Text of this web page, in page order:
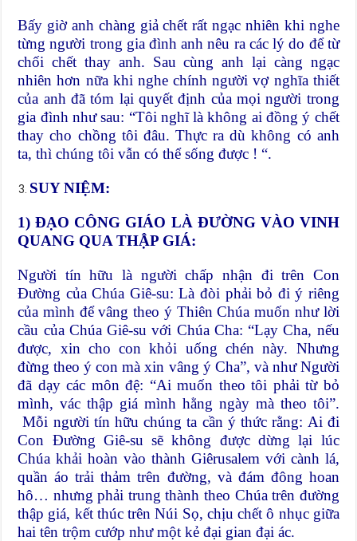
Bấy giờ anh chàng giả chết rất ngạc nhiên khi nghe
từng người trong gia đình anh nêu ra các lý do để từ
chối chết thay anh. Sau cùng anh lại càng ngạc
nhiên hơn nữa khi nghe chính người vợ nghĩa thiết
của anh đã tóm lại quyết định của mọi người trong
gia đình như sau: “Tôi nghĩ là không ai đồng ý chết
thay cho chồng tôi đâu. Thực ra dù không có anh
ta, thì chúng tôi vẫn có thể sống được ! “.
SUY NIỆM:
1) ĐẠO CÔNG GIÁO LÀ ĐƯỜNG VÀO VINH
QUANG QUA THẬP GIÁ:
Người tín hữu là người chấp nhận đi trên Con
Đường của Chúa Giê-su: Là đòi phải bỏ đi ý riêng
của mình để vâng theo ý Thiên Chúa muốn như lời
cầu của Chúa Giê-su với Chúa Cha: “Lạy Cha, nếu
được, xin cho con khỏi uống chén này. Nhưng
đừng theo ý con mà xin vâng ý Cha”, và như Người
đã dạy các môn đệ: “Ai muốn theo tôi phải từ bỏ
mình, vác thập giá mình hằng ngày mà theo tôi”.
Mỗi người tín hữu chúng ta cần ý thức rằng: Ai đi
Con Đường Giê-su sẽ không được dừng lại lúc
Chúa khải hoàn vào thành Giêrusalem với cành lá,
quần áo trải thảm trên đường, và đám đông hoan
hô… nhưng phải trung thành theo Chúa trên đường
thập giá, kết thúc trên Núi Sọ, chịu chết ô nhục giữa
hai tên trộm cướp như một kẻ đại gian đại ác.